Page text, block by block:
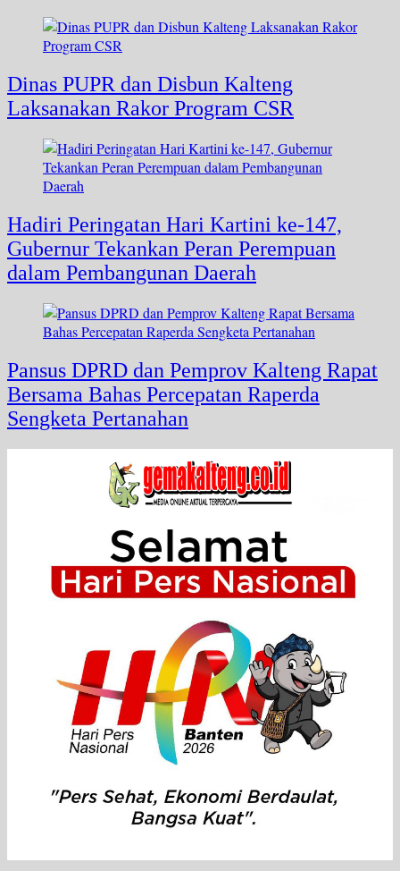
Dinas PUPR dan Disbun Kalteng
Laksanakan Rakor Program CSR
Hadiri Peringatan Hari Kartini ke-147,
Gubernur Tekankan Peran Perempuan
dalam Pembangunan Daerah
Pansus DPRD dan Pemprov Kalteng Rapat
Bersama Bahas Percepatan Raperda
Sengketa Pertanahan